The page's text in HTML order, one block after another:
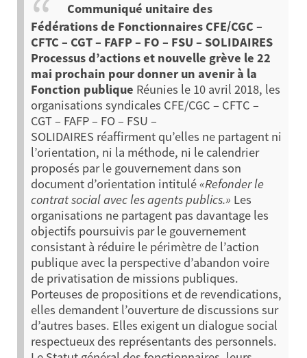
Communiqué unitaire des
Fédérations de Fonctionnaires CFE/CGC –
CFTC – CGT – FAFP – FO – FSU – SOLIDAIRES
Processus d’actions et nouvelle grève le 22
mai prochain pour donner un avenir à la
Fonction publique Réunies le 10 avril 2018, les
organisations syndicales CFE/CGC – CFTC –
CGT – FAFP – FO – FSU –
SOLIDAIRES réaffirment qu’elles ne partagent ni
l’orientation, ni la méthode, ni le calendrier
proposés par le gouvernement dans son
document d’orientation intitulé«Refonder le
contrat social avec les agents publics.» Les
organisations ne partagent pas davantage les
objectifs poursuivis par le gouvernement
consistant à réduire le périmètre de l’action
publique avec la perspective d’abandon voire
de privatisation de missions publiques.
Porteuses de propositions et de revendications,
elles demandent l’ouverture de discussions sur
d’autres bases. Elles exigent un dialogue social
respectueux des représentants des personnels.